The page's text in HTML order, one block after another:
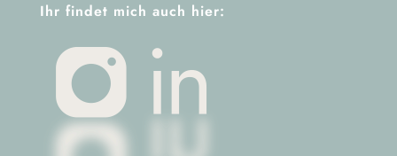
Ihr findet mich auch hier: